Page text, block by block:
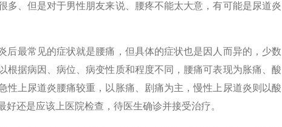
多、但是对于男性朋友来说、腰疼不能太大意，有可能是尿道炎
后最常见的症状就是腰痛，但具体的症状也是因人而异的，少数
根据病因、病位、病变性质和程度不同，腰痛可表现为胀痛、酸
性上尿道炎腰痛较重，以胀痛、剧痛为主，慢性上尿道炎则以酸
还是应该上医院检查，待医生确诊并接受治疗。